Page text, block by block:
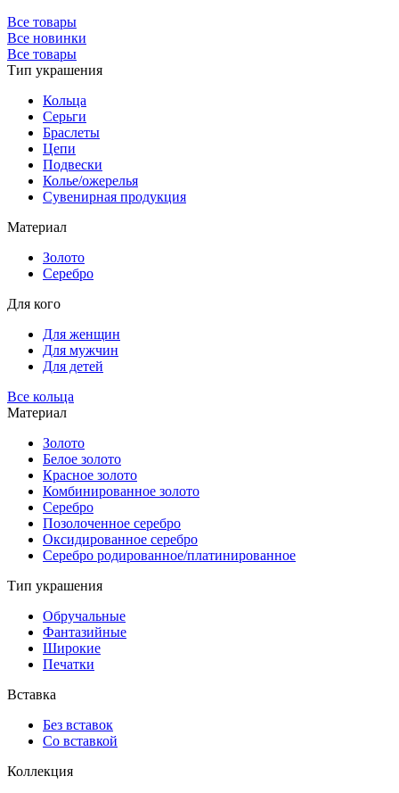
Все товары
Все новинки
Все товары
Тип украшения
Кольца
Серьги
Браслеты
Цепи
Подвески
Колье/ожерелья
Сувенирная продукция
Материал
Золото
Серебро
Для кого
Для женщин
Для мужчин
Для детей
Все кольца
Материал
Золото
Белое золото
Красное золото
Комбинированное золото
Серебро
Позолоченное серебро
Оксидированное серебро
Серебро родированное/платинированное
Тип украшения
Обручальные
Фантазийные
Широкие
Печатки
Вставка
Без вставок
Со вставкой
Коллекция